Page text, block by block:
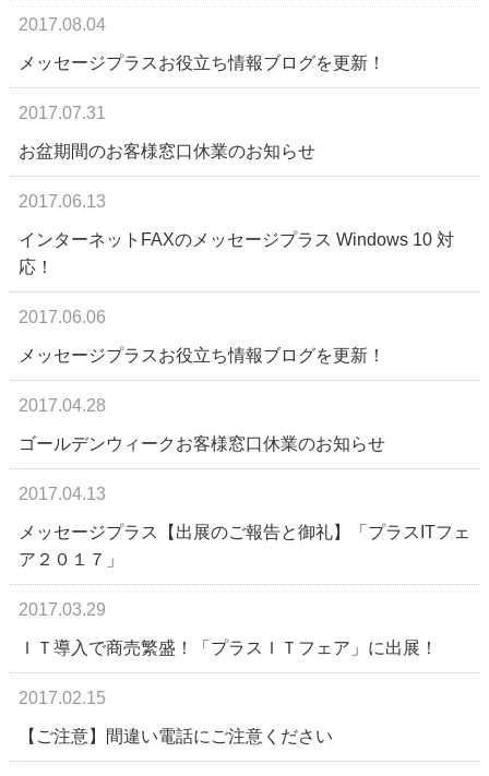
2017.08.04
メッセージプラスお役立ち情報ブログを更新！
2017.07.31
お盆期間のお客様窓口休業のお知らせ
2017.06.13
インターネットFAXのメッセージプラス Windows 10 対
応！
2017.06.06
メッセージプラスお役立ち情報ブログを更新！
2017.04.28
ゴールデンウィークお客様窓口休業のお知らせ
2017.04.13
メッセージプラス【出展のご報告と御礼】「プラスITフェ
ア２０１７」
2017.03.29
ＩＴ導入で商売繁盛！「プラスＩＴフェア」に出展！
2017.02.15
【ご注意】間違い電話にご注意ください